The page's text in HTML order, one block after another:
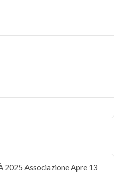
2025 Associazione Apre 13